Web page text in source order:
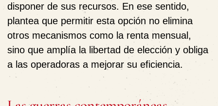
disponer de sus recursos. En ese sentido,
plantea que permitir esta opción no elimina
otros mecanismos como la renta mensual,
sino que amplía la libertad de elección y obliga
a las operadoras a mejorar su eficiencia.